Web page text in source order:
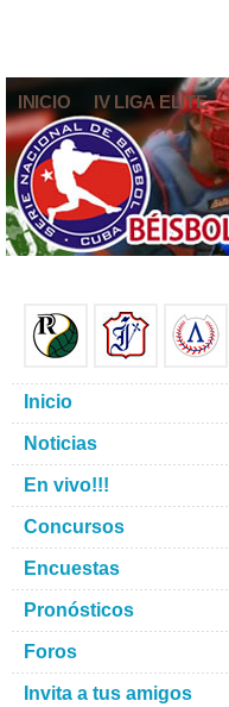
INICIO IV LIGA ELITE
Inicio
Noticias
En vivo!!!
Concursos
Encuestas
Pronósticos
Foros
Invita a tus amigos